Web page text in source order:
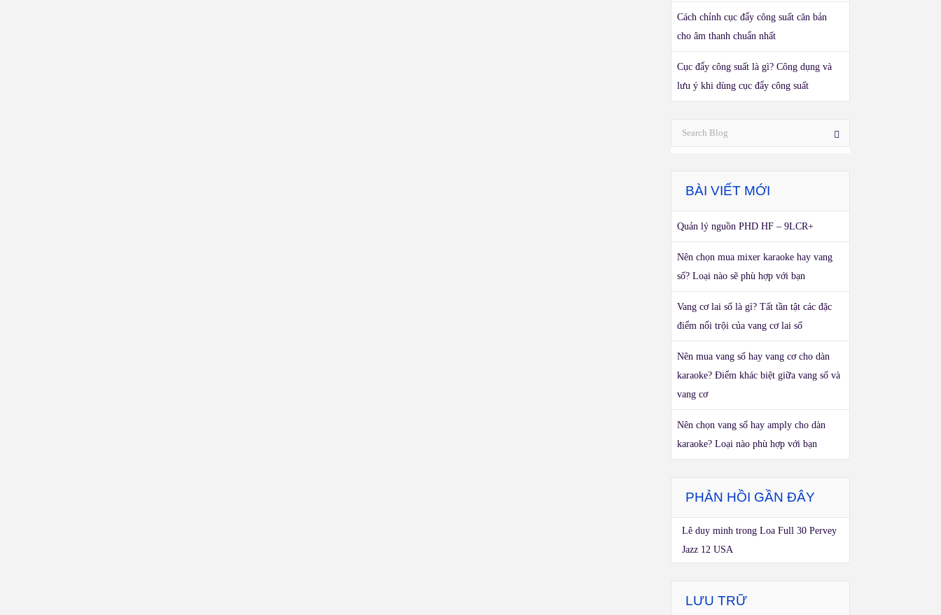
Cách chỉnh cục đẩy công suất căn bản
cho âm thanh chuẩn nhất
Cục đẩy công suất là gì? Công dụng và
lưu ý khi dùng cục đẩy công suất
BÀI VIẾT MỚI
Quản lý nguồn PHD HF – 9LCR+
Nên chọn mua mixer karaoke hay vang
số? Loại nào sẽ phù hợp với bạn
Vang cơ lai số là gì? Tất tần tật các đặc
điểm nổi trội của vang cơ lai số
Nên mua vang số hay vang cơ cho dàn
karaoke? Điểm khác biệt giữa vang số và
vang cơ
Nên chọn vang số hay amply cho dàn
karaoke? Loại nào phù hợp với bạn
PHẢN HỒI GẦN ĐÂY
Lê duy minh trongLoa Full 30 Pervey
Jazz 12 USA
LƯU TRỮ